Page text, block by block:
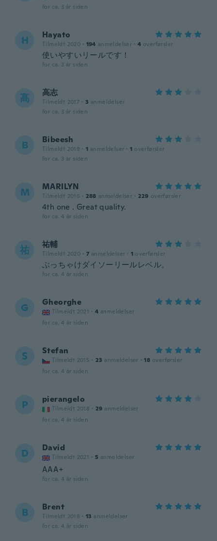
for ca. 3 år siden
H Hayato
Tilmeldt 2020 · 194 anmeldelser · 4 overførsler
使いやすいリールです！
for ca. 3 år siden
高 高志
Tilmeldt 2017 · 3 anmeldelser
for ca. 3 år siden
B Bibeesh
Tilmeldt 2019 · 1 anmeldelser · 1 overførsler
for ca. 3 år siden
M MARILYN
Tilmeldt 2016 · 288 anmeldelser · 229 overførsler
4th one . Great quality.
for ca. 4 år siden
祐 祐輔
Tilmeldt 2020 · 7 anmeldelser · 1 overførsler
ぶっちゃけダイソーリールレベル。
for ca. 4 år siden
G Gheorghe
Tilmeldt 2021 · 4 anmeldelser
for ca. 4 år siden
S Stefan
Tilmeldt 2015 · 23 anmeldelser · 18 overførsler
for ca. 4 år siden
P pierangelo
Tilmeldt 2018 · 29 anmeldelser
for ca. 4 år siden
D David
Tilmeldt 2021 · 5 anmeldelser
AAA+
for ca. 4 år siden
B Brent
Tilmeldt 2018 · 13 anmeldelser
for ca. 4 år siden